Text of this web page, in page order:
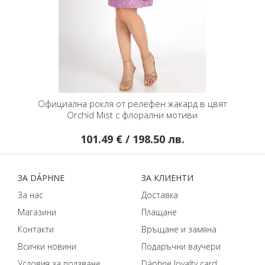
Официална рокля от релефен жакард в цвят
Orchid Mist с флорални мотиви
101.49 € / 198.50 лв.
ЗA DÁPHNЕ
За нас
Магазини
Контакти
Всички новини
ЗA КЛИЕНТИ
Доставка
Плащане
Връщане и замяна
Подаръчни ваучери